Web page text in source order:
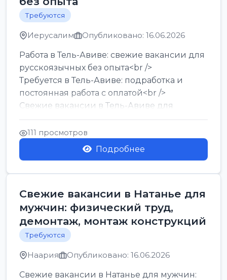
Требуются
Иерусалим Опубликовано: 16.06.2026
Работа в Тель-Авиве: свежие вакансии для
русскоязычных без опыта<br />
Требуется в Тель-Авиве: подработка и
постоянная работа с оплатой<br />
Свежие вакансии в Тель-Авиве для
мужчин и женщин от хозя...
111 просмотров
Подробнее
Свежие вакансии в Натанье для
мужчин: физический труд,
демонтаж, монтаж конструкций
Требуются
Наария Опубликовано: 16.06.2026
Свежие вакансии в Натанье для мужчин: